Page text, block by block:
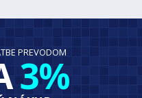
PREVODOM
3%